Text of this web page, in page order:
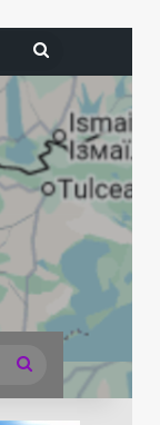
Caută:
Caută: